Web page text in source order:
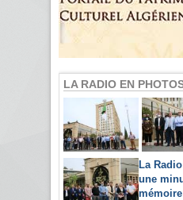
LA RADIO EN
La
une